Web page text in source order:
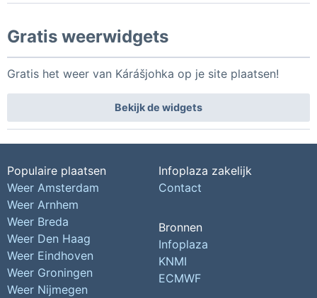
Gratis weerwidgets
Gratis het weer van Kárášjohka op je site plaatsen!
Bekijk de widgets
Populaire plaatsen
Weer Amsterdam
Weer Arnhem
Weer Breda
Weer Den Haag
Weer Eindhoven
Weer Groningen
Weer Nijmegen
Infoplaza zakelijk
Contact
Bronnen
Infoplaza
KNMI
ECMWF